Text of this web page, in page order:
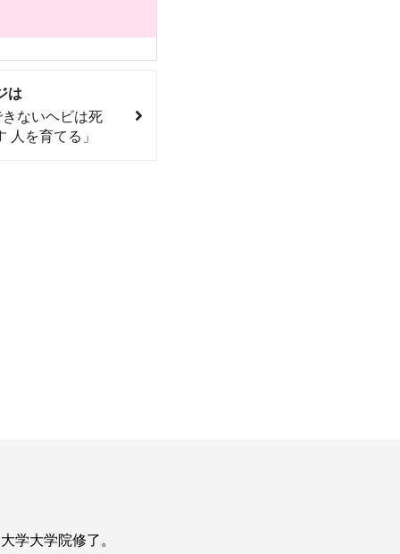
は
ないヘビは死
人を育てる」
学大学院修了。